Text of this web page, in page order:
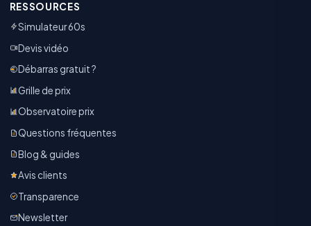
RESSOURCES
Simulateur 60s
Devis vidéo
Débarras gratuit ?
Grille de prix
Observatoire prix
Questions fréquentes
Blog & guides
Avis clients
Transparence
Newsletter